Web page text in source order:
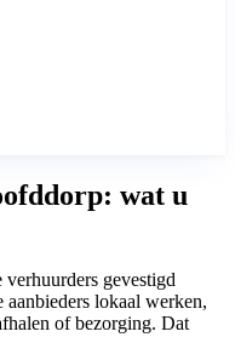
wat u
gevestigd
lokaal werken,
of bezorging. Dat